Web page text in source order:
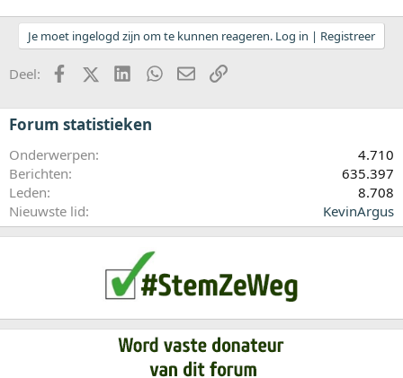
Je moet ingelogd zijn om te kunnen reageren. Log in | Registreer
Deel: FacebookX (Twitter)LinkedInWhatsApp
E-mailkoppeling
Forum statistieken
Onderwerpen
4.710
Berichten
635.397
Leden
8.708
Nieuwste lid
KevinArgus